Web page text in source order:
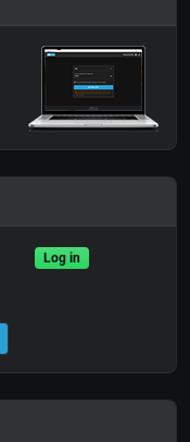
Log in